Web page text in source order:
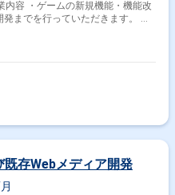
までを行っていただきます。 ・
択可 ■プログラミング言語：
Sketch ■その他：Webpack
既存Webメディア開発